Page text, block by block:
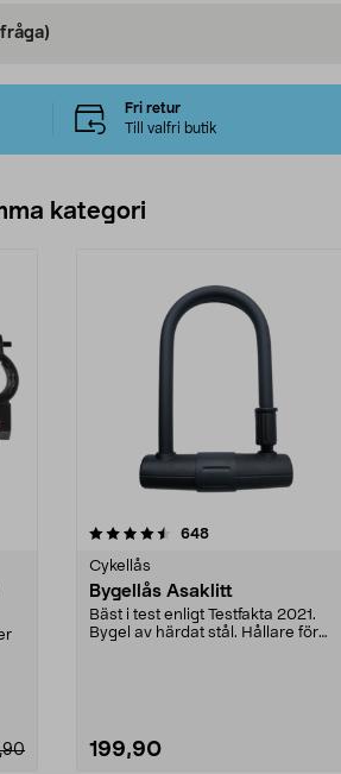
Fri retur
Till valfri butik
kategori
648recensioner
Cykellås
Bygellås Asaklitt
Bäst i test enligt Testfakta 2021.
Bygel av härdat stål. Hållare för
199,90
4.5 av 5 stjärnor